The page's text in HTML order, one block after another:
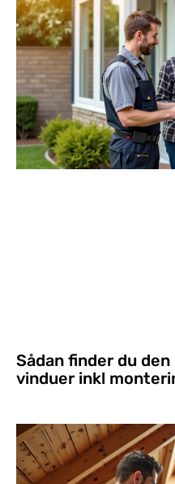
Sådan finder du
vinduer inkl